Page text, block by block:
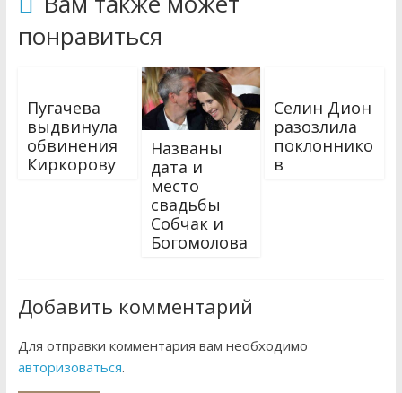
понравиться
Пугачева
выдвинула
обвинения
Киркорову
Названы
дата и
место
свадьбы
Собчак и
Богомолова
Селин Дион
разозлила
поклоннико
в
Добавить комментарий
Для отправки комментария вам необходимо
авторизоваться.